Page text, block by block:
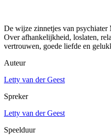
De wijze zinnetjes van psychiater
Over afhankelijkheid, loslaten,
vertrouwen, goede liefde en
Auteur
Letty van der Geest
Spreker
Letty van der Geest
Speelduur